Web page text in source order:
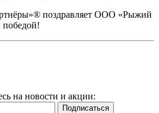
поздравляет ООО «Рыжий
победой!
на новости и акции: